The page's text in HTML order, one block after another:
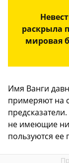
раскрыла
мировая
Имя Ванги
примеряют на
не имеющие
пользуются ее